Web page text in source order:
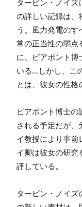
タービン・ノイ
の詳しい記録は、
う。風力発電の
常の正当性の弱点
に、ピアポント博
いる…しかし、こ
とは、彼女の性格
ピアポント博士
される予定だが、
イ教授により事前
イ卿は彼女の研究
評している。
タービン・ノイ